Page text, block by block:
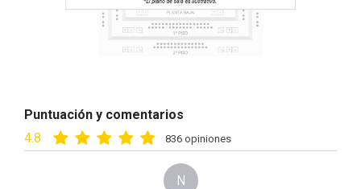
Puntuación y comentarios
4.8
836 opiniones
N